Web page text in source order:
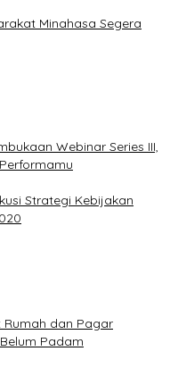
Minahasa Segera
Webinar Series III,
Strategi Kebijakan
Rumah dan Pagar
Padam